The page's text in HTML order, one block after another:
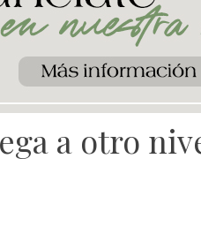
a otro